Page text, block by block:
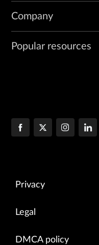
Company
Popular resources
Privacy
Legal
DMCA policy